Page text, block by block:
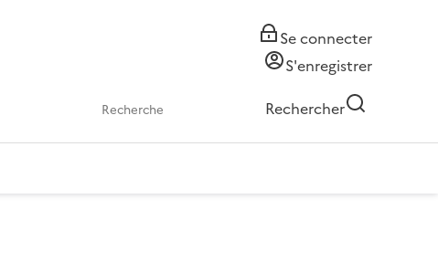
Se connecter
S'enregistrer
Rechercher